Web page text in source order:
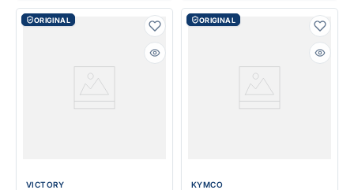
ORIGINAL
VICTORY
ORIGINAL
KYMCO